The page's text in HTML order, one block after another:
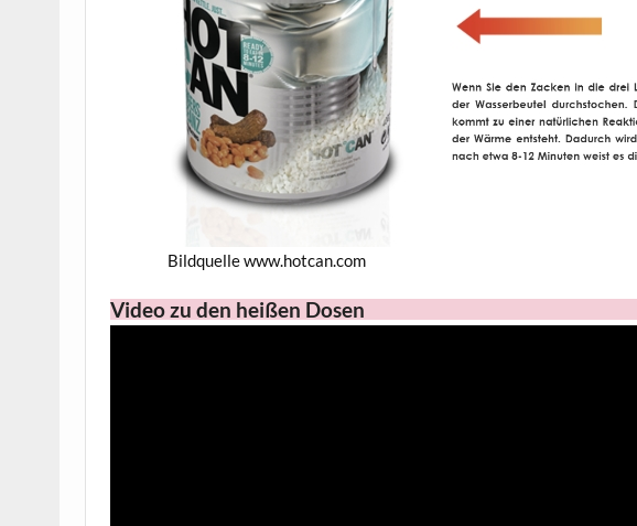
Bildquelle www.hotcan.com
Video zu den heißen Dosen